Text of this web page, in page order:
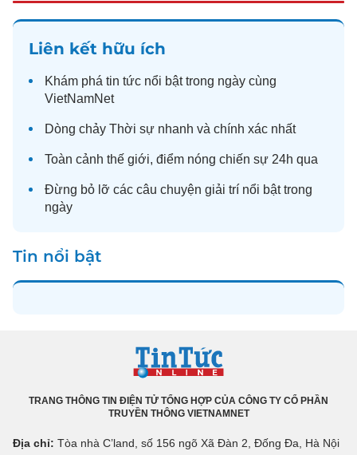
Liên kết hữu ích
Khám phá tin tức nổi bật trong ngày cùng
VietNamNet
Dòng chảy Thời sự nhanh và chính xác nhất
Toàn cảnh thế giới, điểm nóng chiến sự 24h qua
Đừng bỏ lỡ các câu chuyện giải trí nổi bật trong
ngày
Tin nổi bật
TRANG THÔNG TIN ĐIỆN TỬ TỔNG HỢP CỦA CÔNG TY CỔ PHẦN
TRUYỀN THÔNG VIETNAMNET
Địa chỉ: Tòa nhà C’land, số 156 ngõ Xã Đàn 2, Đống Đa, Hà Nội